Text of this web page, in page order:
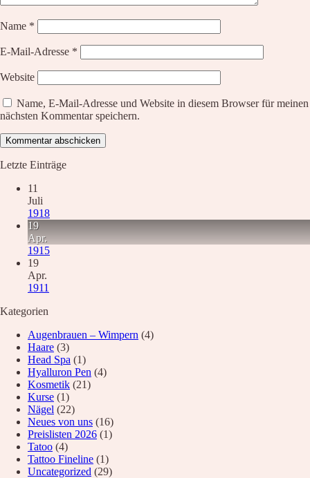
Name *
E-Mail-Adresse *
Website
Name, E-Mail-Adresse und Website in diesem Browser für meinen
nächsten Kommentar speichern.
Letzte Einträge
11
Juli
1918
19
Apr.
1915
19
Apr.
1911
Kategorien
Augenbrauen – Wimpern (4)
Haare (3)
Head Spa (1)
Hyalluron Pen (4)
Kosmetik (21)
Kurse (1)
Nägel (22)
Neues von uns (16)
Preislisten 2026 (1)
Tatoo (4)
Tattoo Fineline (1)
Uncategorized (29)